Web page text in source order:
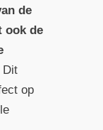
de
ook de
Dit
op